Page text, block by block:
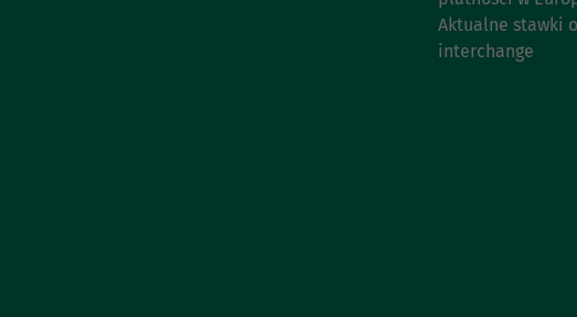
Aktualne stawki
interchange